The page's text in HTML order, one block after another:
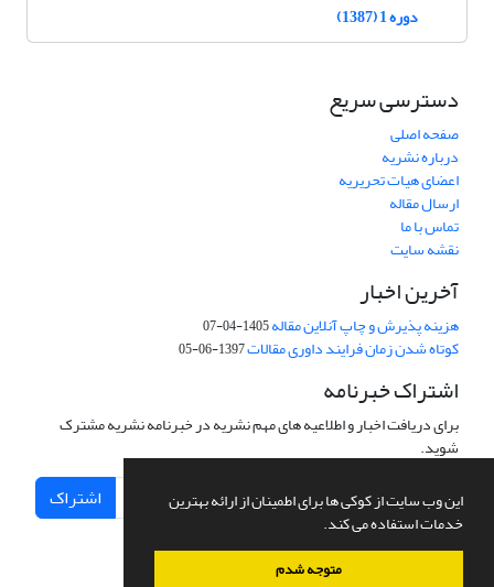
این وب سایت از کوکی ها برای اطمینان از ارائه بهترین
خدمات استفاده می کند.
متوجه شدم
دوره 1 (1387)
دسترسی سریع
صفحه اصلی
درباره نشریه
اعضای هیات تحریریه
ارسال مقاله
تماس با ما
نقشه سایت
آخرین اخبار
هزینه پذیرش و چاپ آنلاین مقاله1405-04-07
کوتاه شدن زمان فرایند داوری مقالات1397-06-05
اشتراک خبرنامه
برای دریافت اخبار و اطلاعیه های مهم نشریه در خبرنامه نشریه مشترک
شوید.
اشتراک